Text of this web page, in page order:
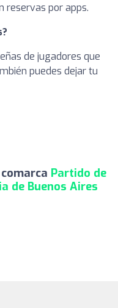
reservas por apps.
de jugadores que
puedes dejar tu
Partido de
de Buenos Aires